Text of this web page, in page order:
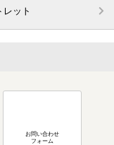
レット
お問い合わせ
フォーム